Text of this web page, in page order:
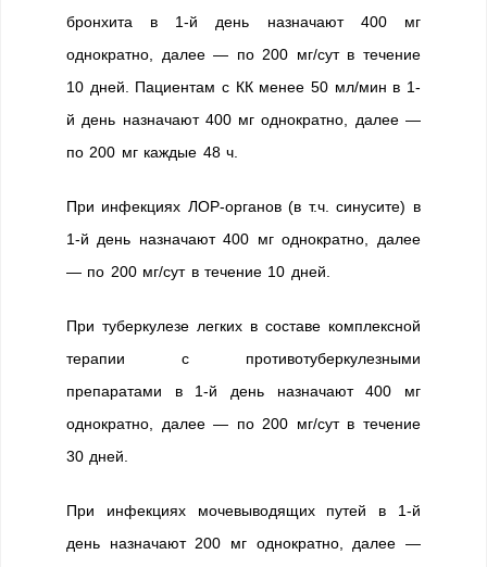
бронхита в 1-й день назначают 400 мг
однократно, далее — по 200 мг/сут в течение
10 дней. Пациентам с КК менее 50 мл/мин в 1-
й день назначают 400 мг однократно, далее —
по 200 мг каждые 48 ч.
При инфекциях ЛОР-органов (в т.ч. синусите) в
1-й день назначают 400 мг однократно, далее
— по 200 мг/сут в течение 10 дней.
При туберкулезе легких в составе комплексной
терапии с противотуберкулезными
препаратами в 1-й день назначают 400 мг
однократно, далее — по 200 мг/сут в течение
30 дней.
При инфекциях мочевыводящих путей в 1-й
день назначают 200 мг однократно, далее —